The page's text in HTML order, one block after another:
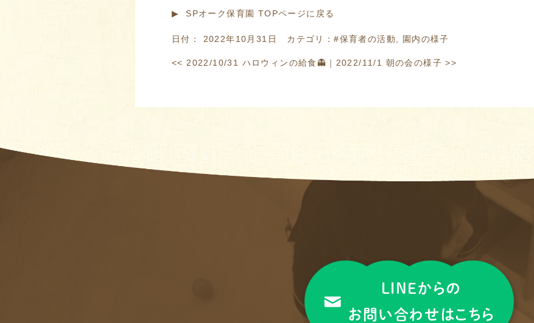
▶︎ SPオーク保育園 TOPページに戻る
日付： 2022年10月31日 カテゴリ：#保育者の活動 園内の様子
<< 2022/10/31 ハロウィンの給食👻 ｜ 2022/11/1 朝の会の様子>>
LINEからの
お問い合わせはこちら